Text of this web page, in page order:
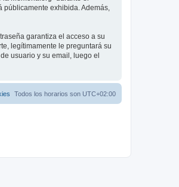
públicamente exhibida. Además,
garantiza el acceso a su
legítimamente le preguntará su
usuario y su email, luego el
Todos los horarios son UTC+02:00